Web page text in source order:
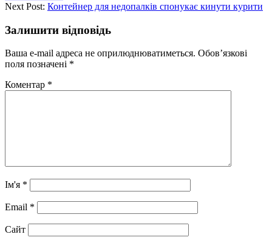
Next Post: Контейнер для недопалків спонукає кинути курити
Залишити відповідь
Ваша e-mail адреса не оприлюднюватиметься. Обов’язкові
поля позначені *
Коментар *
Ім'я *
Email *
Сайт